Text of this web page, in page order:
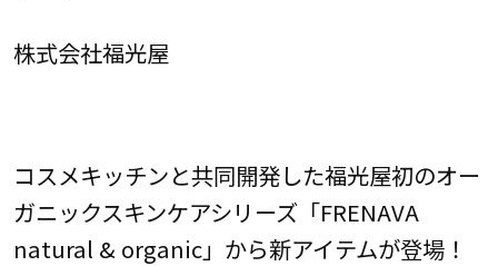
株式会社福光屋
コスメキッチンと共同開発した福光屋初のオー
ガニックスキンケアシリーズ「FRENAVA
natural & organic」から新アイテムが登場！